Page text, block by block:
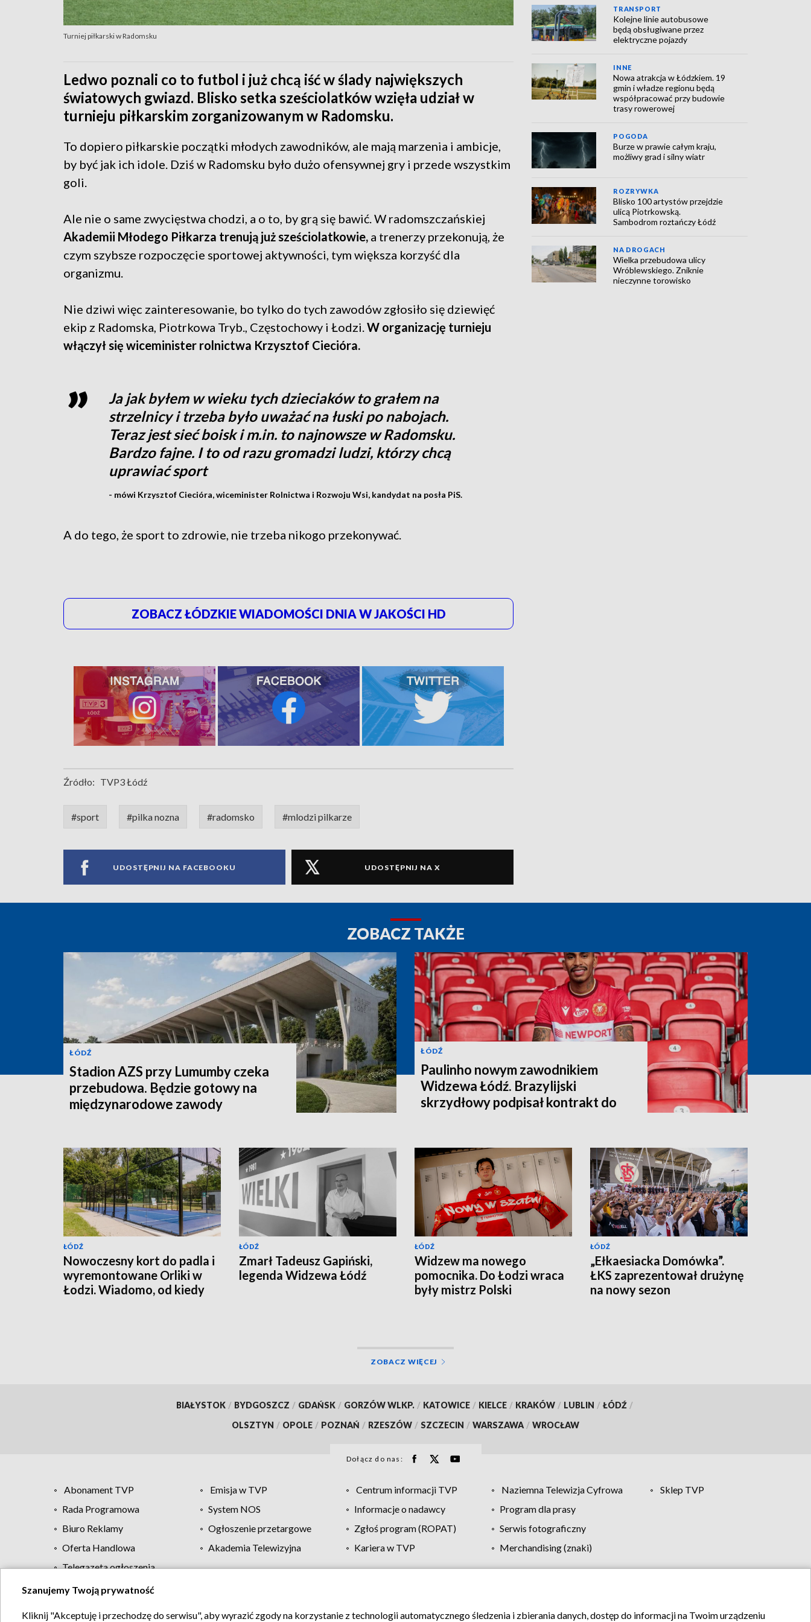
Turniej piłkarski w Radomsku
Ledwo poznali co to futbol i już chcą iść w ślady największych
światowych gwiazd. Blisko setka sześciolatków wzięła udział w
turnieju piłkarskim zorganizowanym w Radomsku.
To dopiero piłkarskie początki młodych zawodników, ale mają marzenia i ambicje,
by być jak ich idole. Dziś w Radomsku było dużo ofensywnej gry i przede wszystkim
goli.
Ale nie o same zwycięstwa chodzi, a o to, by grą się bawić. W radomszczańskiej
Akademii Młodego Piłkarza trenują już sześciolatkowie, a trenerzy przekonują, że
czym szybsze rozpoczęcie sportowej aktywności, tym większa korzyść dla
organizmu.
Nie dziwi więc zainteresowanie, bo tylko do tych zawodów zgłosiło się dziewięć
ekip z Radomska, Piotrkowa Tryb., Częstochowy i Łodzi. W organizację turnieju
włączył się wiceminister rolnictwa Krzysztof Ciecióra.
Ja jak byłem w wieku tych dzieciaków to grałem na
strzelnicy i trzeba było uważać na łuski po nabojach.
Teraz jest sieć boisk i m.in. to najnowsze w Radomsku.
Bardzo fajne. I to od razu gromadzi ludzi, którzy chcą
uprawiać sport
- mówi Krzysztof Ciecióra, wiceminister Rolnictwa i Rozwoju Wsi, kandydat na posła PiS.
A do tego, że sport to zdrowie, nie trzeba nikogo przekonywać.
ZOBACZ ŁÓDZKIE WIADOMOŚCI DNIA W JAKOŚCI HD
Źródło: TVP3 Łódź
#sport #pilka nozna #radomsko #mlodzi pilkarze
UDOSTĘPNIJ NA FACEBOOKU UDOSTĘPNIJ NA X
TRANSPORT
Kolejne linie autobusowe
będą obsługiwane przez
elektryczne pojazdy
INNE
Nowa atrakcja w Łódzkiem. 19
gmin i władze regionu będą
współpracować przy budowie
trasy rowerowej
POGODA
Burze w prawie całym kraju,
możliwy grad i silny wiatr
ROZRYWKA
Blisko 100 artystów przejdzie
ulicą Piotrkowską.
Sambodrom roztańczy Łódź
NA DROGACH
Wielka przebudowa ulicy
Wróblewskiego. Zniknie
nieczynne torowisko
ZOBACZ TAKŻE
ŁÓDŹ
Stadion AZS przy Lumumby czeka
przebudowa. Będzie gotowy na
międzynarodowe zawody
ŁÓDŹ
Paulinho nowym zawodnikiem
Widzewa Łódź. Brazylijski
skrzydłowy podpisał kontrakt do
ŁÓDŹ
Nowoczesny kort do padla i
wyremontowane Orliki w
Łodzi. Wiadomo, od kiedy
ŁÓDŹ
Zmarł Tadeusz Gapiński,
legenda Widzewa Łódź
ŁÓDŹ
Widzew ma nowego
pomocnika. Do Łodzi wraca
były mistrz Polski
ŁÓDŹ
„Ełkaesiacka Domówka”.
ŁKS zaprezentował drużynę
na nowy sezon
ZOBACZ WIĘCEJ
BIAŁYSTOK / BYDGOSZCZ / GDAŃSK / GORZÓW WLKP. / KATOWICE / KIELCE / KRAKÓW / LUBLIN / ŁÓDŹ /
OLSZTYN / OPOLE / POZNAŃ / RZESZÓW / SZCZECIN / WARSZAWA / WROCŁAW
Dołącz do nas:
Abonament TVP Emisja w TVP Centrum informacji TVP Naziemna Telewizja Cyfrowa
Sklep TVP
Rada Programowa
System NOS Informacje o nadawcy
Program dla prasy
Biuro Reklamy
Ogłoszenie przetargowe Zgłoś program (ROPAT)
Serwis fotograficzny
Oferta Handlowa
Akademia Telewizyjna Kariera w TVP
Merchandising (znaki)
Telegazeta ogłoszenia
Regulamin TVP Polityka prywatności Moje zgody Pomoc Biuro reklamy Kontakt
Szanujemy Twoją prywatność
Kliknij "Akceptuję i przechodzę do serwisu", aby wyrazić zgody na korzystanie z technologii automatycznego śledzenia i zbierania danych, dostęp do informacji na Twoim urządzeniu